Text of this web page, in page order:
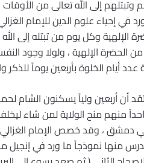
إلى الله تعالى من
الإلهية وكل يوم من تبتله
الحضرة الإلهية ، ولولا وجود
أيام الخلوة بأربعين يوماً للذكر
أن أربعين ولياً يسكنون الشام
منهم منح الولاية لمن شاء
دمشق ، وقد خصص الإمام الغزالي